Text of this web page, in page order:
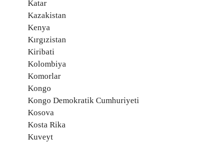
Katar
Kazakistan
Kenya
Kırgızistan
Kiribati
Kolombiya
Komorlar
Kongo
Kongo Demokratik Cumhuriyeti
Kosova
Kosta Rika
Kuveyt